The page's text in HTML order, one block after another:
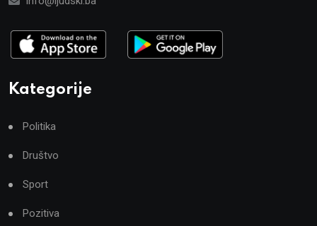
Kategorije
Politika
Društvo
Sport
Pozitiva